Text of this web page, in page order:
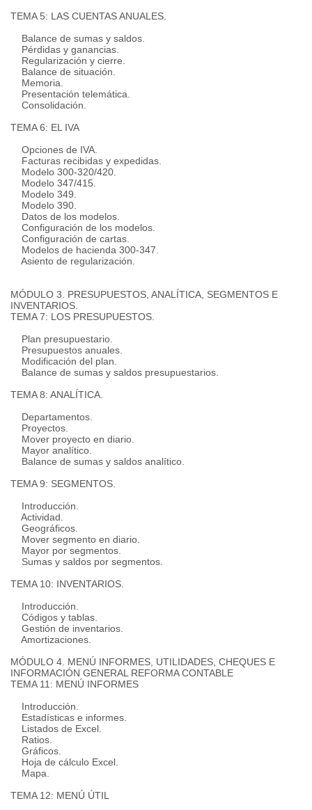
TEMA 5: LAS CUENTAS ANUALES.
Balance de sumas y saldos.
Pérdidas y ganancias.
Regularización y cierre.
Balance de situación.
Memoria.
Presentación telemática.
Consolidación.
TEMA 6: EL IVA
Opciones de IVA.
Facturas recibidas y expedidas.
Modelo 300-320/420.
Modelo 347/415.
Modelo 349.
Modelo 390.
Datos de los modelos.
Configuración de los modelos.
Configuración de cartas.
Modelos de hacienda 300-347.
Asiento de regularización.
MÓDULO 3. PRESUPUESTOS, ANALÍTICA, SEGMENTOS E
INVENTARIOS.
TEMA 7: LOS PRESUPUESTOS.
Plan presupuestario.
Presupuestos anuales.
Modificación del plan.
Balance de sumas y saldos presupuestarios.
TEMA 8: ANALÍTICA.
Departamentos.
Proyectos.
Mover proyecto en diario.
Mayor analítico.
Balance de sumas y saldos analítico.
TEMA 9: SEGMENTOS.
Introducción.
Actividad.
Geográficos.
Mover segmento en diario.
Mayor por segmentos.
Sumas y saldos por segmentos.
TEMA 10: INVENTARIOS.
Introducción.
Códigos y tablas.
Gestión de inventarios.
Amortizaciones.
MÓDULO 4. MENÚ INFORMES, UTILIDADES, CHEQUES E
INFORMACIÓN GENERAL REFORMA CONTABLE
TEMA 11: MENÚ INFORMES
Introducción.
Estadísticas e informes.
Listados de Excel.
Ratios.
Gráficos.
Hoja de cálculo Excel.
Mapa.
TEMA 12: MENÚ ÚTIL